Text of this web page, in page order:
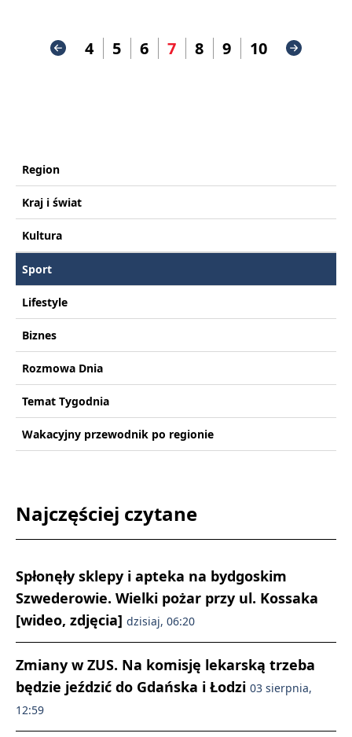
4 5 6 7 8 9 10
Region
Kraj i świat
Kultura
Sport
Lifestyle
Biznes
Rozmowa Dnia
Temat Tygodnia
Wakacyjny przewodnik po regionie
Najczęściej czytane
Spłonęły sklepy i apteka na bydgoskim
Szwederowie. Wielki pożar przy ul. Kossaka
[wideo, zdjęcia] dzisiaj, 06:20
Zmiany w ZUS. Na komisję lekarską trzeba
będzie jeździć do Gdańska i Łodzi 03 sierpnia,
12:59